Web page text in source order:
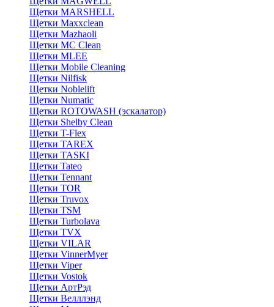
Щетки MARSHELL
Щетки Maxxclean
Щетки Mazhaoli
Щетки MC Clean
Щетки MLEE
Щетки Mobile Cleaning
Щетки Nilfisk
Щетки Noblelift
Щетки Numatic
Щетки ROTOWASH (эскалатор)
Щетки Shelby Clean
Щетки T-Flex
Щетки TAREX
Щетки TASKI
Щетки Tateo
Щетки Tennant
Щетки TOR
Щетки Truvox
Щетки TSM
Щетки Turbolava
Щетки TVX
Щетки VILAR
Щетки VinnerMyer
Щетки Viper
Щетки Vostok
Щетки АртРэд
Щетки Велллэнд